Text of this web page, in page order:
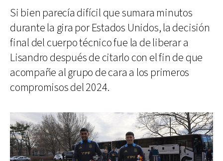
Si bien parecía difícil que sumara minutos
durante la gira por Estados Unidos, la decisión
final del cuerpo técnico fue la de liberar a
Lisandro después de citarlo con el fin de que
acompañe al grupo de cara a los primeros
compromisos del 2024.